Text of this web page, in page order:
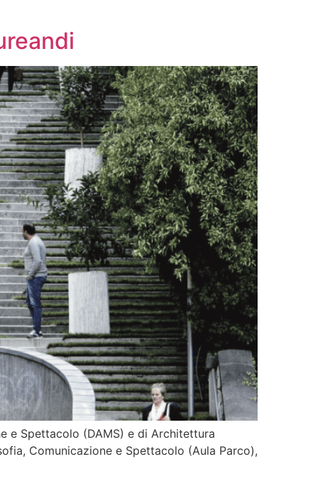
e Spettacolo (DAMS) e di Architettura
Comunicazione e Spettacolo (Aula Parco),